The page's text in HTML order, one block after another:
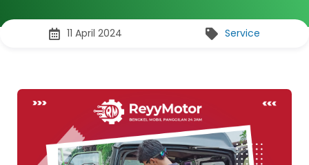
11 April 2024 Service